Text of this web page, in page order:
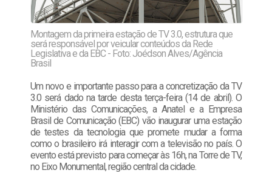
Montagem da primeira estação de TV 3.0, estrutura que
será responsável por veicular conteúdos da Rede
Legislativa e da EBC - Foto: Joédson Alves/Agência
Brasil
Um novo e importante passo para a concretização da TV
3.0 será dado na tarde desta terça-feira (14 de abril). O
Ministério das Comunicações, a Anatel e a Empresa
Brasil de Comunicação (EBC) vão inaugurar uma estação
de testes da tecnologia que promete mudar a forma
como o brasileiro irá interagir com a televisão no país. O
evento está previsto para começar às 16h, na Torre de TV,
no Eixo Monumental, região central da cidade.